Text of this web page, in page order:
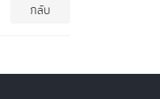
กลับ